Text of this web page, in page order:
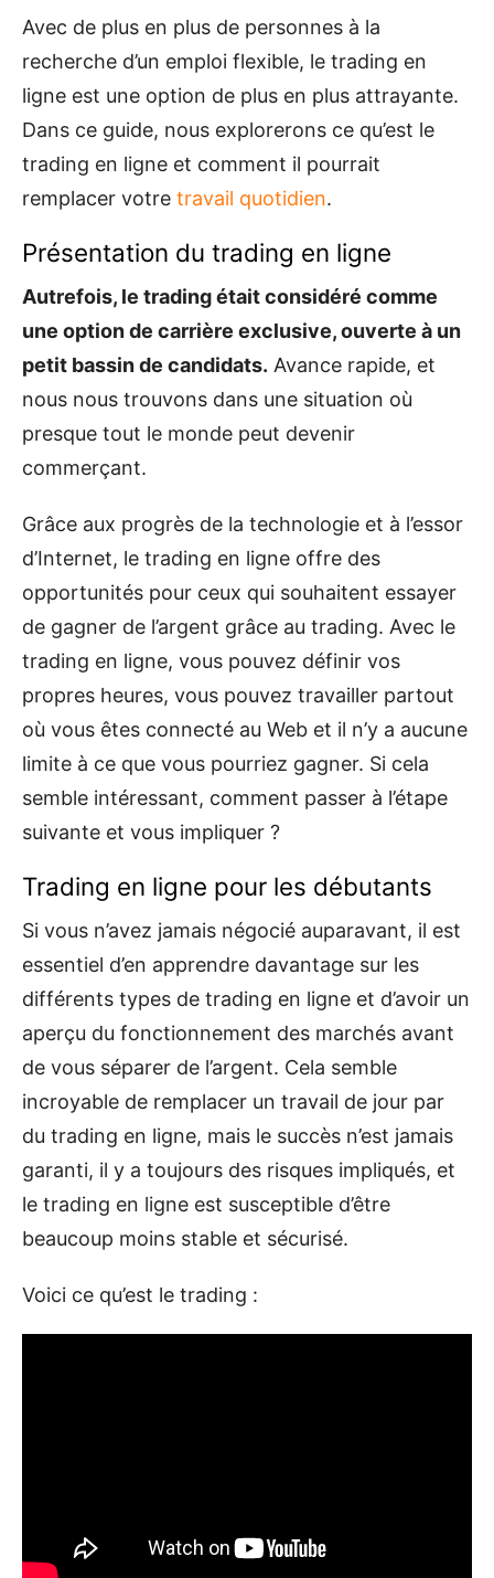
Avec de plus en plus de personnes à la
recherche d’un emploi flexible, le trading en
ligne est une option de plus en plus attrayante.
Dans ce guide, nous explorerons ce qu’est le
trading en ligne et comment il pourrait
remplacer votre travail quotidien.
Présentation du trading en ligne
Autrefois, le trading était considéré comme
une option de carrière exclusive, ouverte à un
petit bassin de candidats. Avance rapide, et
nous nous trouvons dans une situation où
presque tout le monde peut devenir
commerçant.
Grâce aux progrès de la technologie et à l’essor
d’Internet, le trading en ligne offre des
opportunités pour ceux qui souhaitent essayer
de gagner de l’argent grâce au trading. Avec le
trading en ligne, vous pouvez définir vos
propres heures, vous pouvez travailler partout
où vous êtes connecté au Web et il n’y a aucune
limite à ce que vous pourriez gagner. Si cela
semble intéressant, comment passer à l’étape
suivante et vous impliquer ?
Trading en ligne pour les débutants
Si vous n’avez jamais négocié auparavant, il est
essentiel d’en apprendre davantage sur les
différents types de trading en ligne et d’avoir un
aperçu du fonctionnement des marchés avant
de vous séparer de l’argent. Cela semble
incroyable de remplacer un travail de jour par
du trading en ligne, mais le succès n’est jamais
garanti, il y a toujours des risques impliqués, et
le trading en ligne est susceptible d’être
beaucoup moins stable et sécurisé.
Voici ce qu’est le trading :